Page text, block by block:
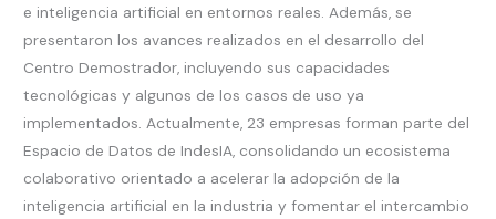
e inteligencia artificial en entornos reales. Además, se
presentaron los avances realizados en el desarrollo del
Centro Demostrador, incluyendo sus capacidades
tecnológicas y algunos de los casos de uso ya
implementados. Actualmente, 23 empresas forman parte del
Espacio de Datos de IndesIA, consolidando un ecosistema
colaborativo orientado a acelerar la adopción de la
inteligencia artificial en la industria y fomentar el intercambio